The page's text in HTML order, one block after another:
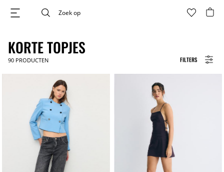
FILTERS
KORTE TOPJES
90 PRODUCTEN